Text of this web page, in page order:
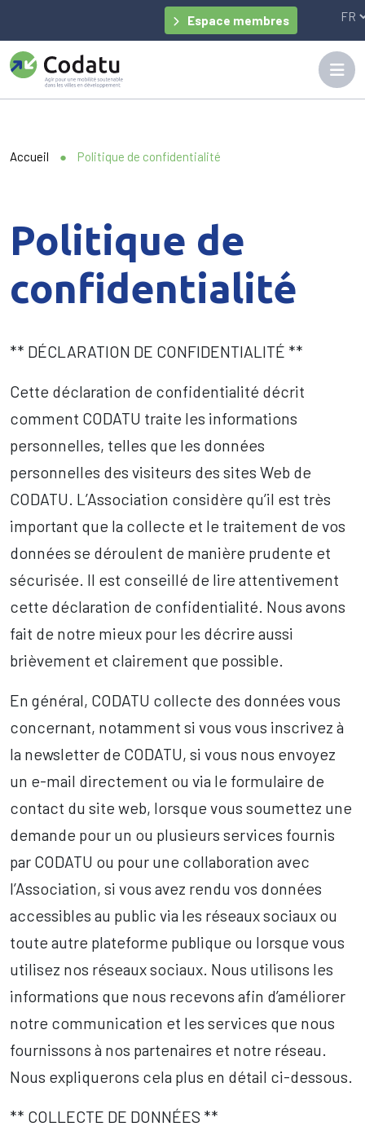
Espace membres
Accueil ● Politique de confidentialité
Politique de
confidentialité
** DÉCLARATION DE CONFIDENTIALITÉ **
Cette déclaration de confidentialité décrit
comment CODATU traite les informations
personnelles, telles que les données
personnelles des visiteurs des sites Web de
CODATU. L’Association considère qu’il est très
important que la collecte et le traitement de vos
données se déroulent de manière prudente et
sécurisée. Il est conseillé de lire attentivement
cette déclaration de confidentialité. Nous avons
fait de notre mieux pour les décrire aussi
brièvement et clairement que possible.
En général, CODATU collecte des données vous
concernant, notamment si vous vous inscrivez à
la newsletter de CODATU, si vous nous envoyez
un e-mail directement ou via le formulaire de
contact du site web, lorsque vous soumettez une
demande pour un ou plusieurs services fournis
par CODATU ou pour une collaboration avec
l’Association, si vous avez rendu vos données
accessibles au public via les réseaux sociaux ou
toute autre plateforme publique ou lorsque vous
utilisez nos réseaux sociaux. Nous utilisons les
informations que nous recevons afin d’améliorer
notre communication et les services que nous
fournissons à nos partenaires et notre réseau.
Nous expliquerons cela plus en détail ci-dessous.
** COLLECTE DE DONNÉES **
Panneau de gestion des cookies